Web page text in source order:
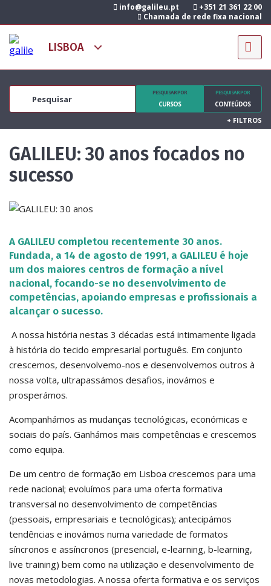
info@galileu.pt
+351 21 361 22 00
Chamada de rede fixa nacional
PESQUISAR POR
CURSOS
PESQUISAR POR
CONTEÚDOS
+ FILTROS
GALILEU: 30 anos focados no
sucesso
A GALILEU completou recentemente 30 anos.
Fundada, a 14 de agosto de 1991, a GALILEU é hoje
um dos maiores centros de formação a nível
nacional, focando-se no desenvolvimento de
competências, apoiando empresas e profissionais a
alcançar o sucesso.
A nossa história nestas 3 décadas está intimamente ligada
à história do tecido empresarial português. Em conjunto
crescemos, desenvolvemo-nos e desenvolvemos outros à
nossa volta, ultrapassámos desafios, inovámos e
prosperámos.
Acompanhámos as mudanças tecnológicas, económicas e
sociais do país. Ganhámos mais competências e crescemos
como equipa.
De um centro de formação em Lisboa crescemos para uma
rede nacional; evoluímos para uma oferta formativa
transversal no desenvolvimento de competências
(pessoais, empresariais e tecnológicas); antecipámos
tendências e inovámos numa variedade de formatos
síncronos e assíncronos (presencial, e-learning, b-learning,
live training) bem como na utilização e desenvolvimento de
novas metodologias. A nossa oferta formativa e os serviços